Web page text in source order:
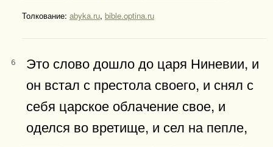
Толкование: abyka.ru, bible.optina.ru
6
Это слово дошло до царя Ниневии, и
он встал с престола своего, и снял с
себя царское облачение свое, и
оделся во вретище, и сел на пепле,